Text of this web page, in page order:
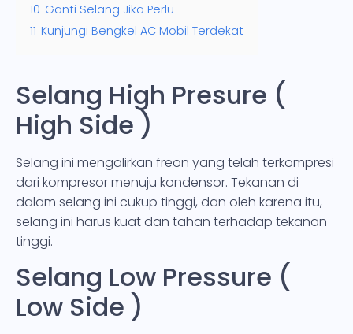
10 Ganti Selang Jika Perlu
11 Kunjungi Bengkel AC Mobil Terdekat
Selang High Presure (
High Side )
Selang ini mengalirkan freon yang telah terkompresi
dari kompresor menuju kondensor. Tekanan di
dalam selang ini cukup tinggi, dan oleh karena itu,
selang ini harus kuat dan tahan terhadap tekanan
tinggi.
Selang Low Pressure (
Low Side )